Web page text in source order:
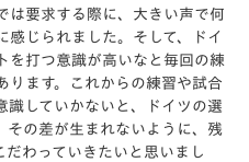
は要求する際に、大きい声で何
感じられました。そして、ドイ
を打つ意識が高いなと毎回の練
ります。これからの練習や試合
識していかないと、ドイツの選
その差が生まれないように、残
だわっていきたいと思いまし